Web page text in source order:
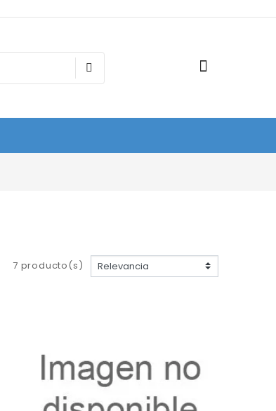
7 producto(s)